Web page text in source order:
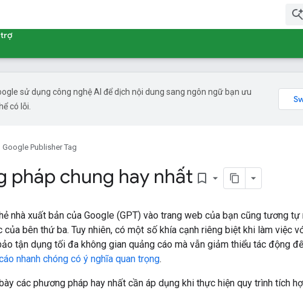
sử dụng công nghệ AI để dịch nội dung sang ngôn ngữ bạn ưu
có lỗi.
Google Publisher Tag
pháp chung hay nhất bookmark_border
nhà xuất bản của Google (GPT) vào trang web của bạn cũng tương
của bên thứ ba. Tuy nhiên, có một số khía cạnh riêng biệt khi làm việc
tận dụng tối đa không gian quảng cáo mà vẫn giảm thiểu tác động
nhanh chóng có ý nghĩa quan trọng.
các phương pháp hay nhất cần áp dụng khi thực hiện quy trình tích